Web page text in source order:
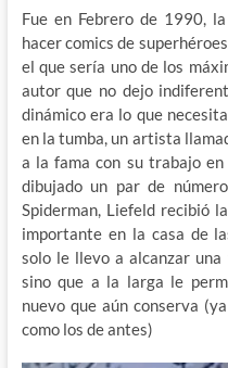
Fue en Febrero de 1990,
hacer comics de
el que sería uno de los
autor que no dejo
dinámico era lo que
en la tumba, un artista
a la fama con su trabajo
dibujado un par de
Spiderman, Liefeld recibió
importante en la casa de
solo le llevo a alcanzar una
sino que a la larga le
nuevo que aún conserva
como los de antes)